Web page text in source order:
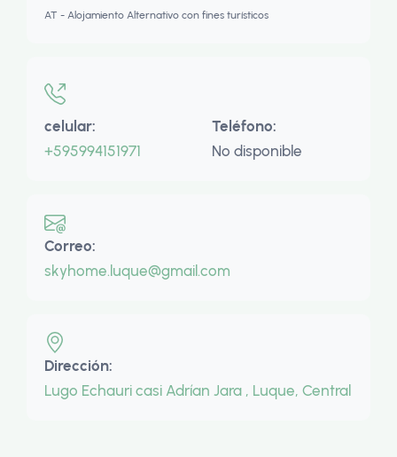
AT - Alojamiento Alternativo con fines turísticos
celular:
+595994151971
Teléfono:
No disponible
Correo:
skyhome.luque@gmail.com
Dirección:
Lugo Echauri casi Adrían Jara , Luque, Central